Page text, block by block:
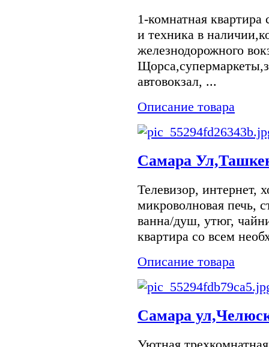
1-комнатная
и техника в
железнодорожного
автовокзал, ...
Описание товара
Самара
Телевизор, интернет,
микроволновая печь,
ванна/душ, утюг,
квартира со всем
Описание товара
Самара